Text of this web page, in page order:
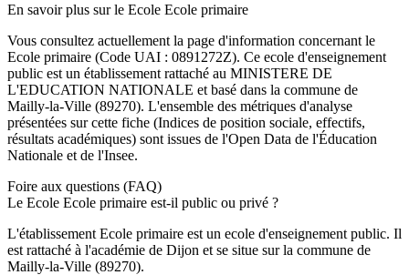
En savoir plus sur le Ecole Ecole primaire
Vous consultez actuellement la page d'information concernant le
Ecole primaire (Code UAI : 0891272Z). Ce ecole d'enseignement
public est un établissement rattaché au MINISTERE DE
L'EDUCATION NATIONALE et basé dans la commune de
Mailly-la-Ville (89270). L'ensemble des métriques d'analyse
présentées sur cette fiche (Indices de position sociale, effectifs,
résultats académiques) sont issues de l'Open Data de l'Éducation
Nationale et de l'Insee.
Foire aux questions (FAQ)
Le Ecole Ecole primaire est-il public ou privé ?
L'établissement Ecole primaire est un ecole d'enseignement public. Il
est rattaché à l'académie de Dijon et se situe sur la commune de
Mailly-la-Ville (89270).